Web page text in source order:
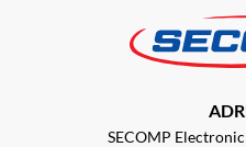
SECOMP